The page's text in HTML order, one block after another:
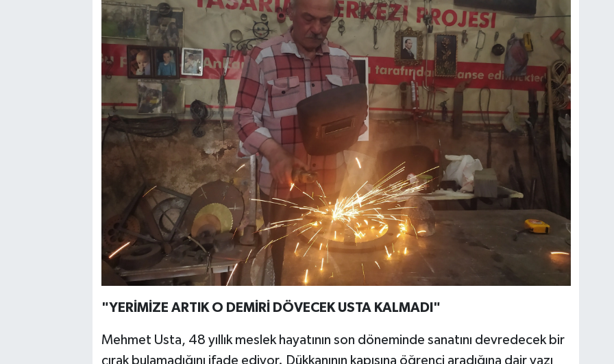
"YERİMİZE ARTIK O DEMİRİ DÖVECEK USTA KALMADI"
Mehmet Usta, 48 yıllık meslek hayatının son döneminde sanatını devredecek bir
çırak bulamadığını ifade ediyor. Dükkanının kapısına öğrenci aradığına dair yazı